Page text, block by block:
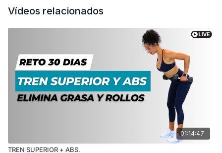
Vídeos relacionados
01:14:47
TREN SUPERIOR + ABS.